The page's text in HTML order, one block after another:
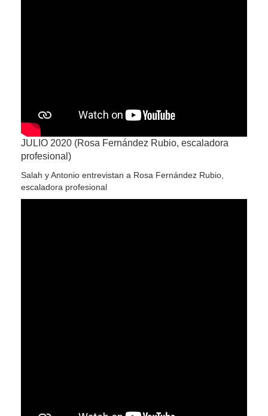
JULIO 2020 (Rosa Fernández Rubio, escaladora
profesional)
Salah y Antonio entrevistan a Rosa Fernández Rubio,
escaladora profesional